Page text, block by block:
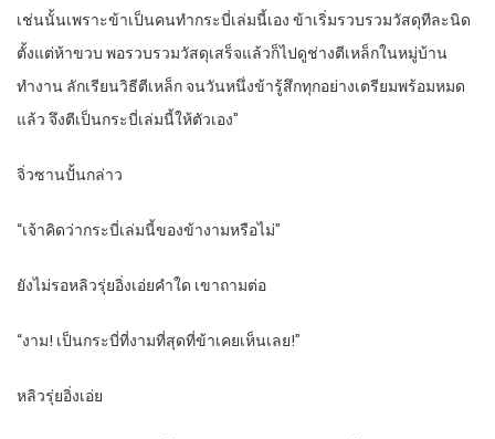
เช่นนั้นเพราะข้าเป็นคนทำกระบี่เล่มนี้เอง ข้าเริ่มรวบรวมวัสดุทีละนิด
ตั้งแต่ห้าขวบ พอรวบรวมวัสดุเสร็จแล้วก็ไปดูช่างตีเหล็กในหมู่บ้าน
ทำงาน ลักเรียนวิธีตีเหล็ก จนวันหนึ่งข้ารู้สึกทุกอย่างเตรียมพร้อมหมด
แล้ว จึงตีเป็นกระบี่เล่มนี้ให้ตัวเอง”
จิ่วซานปั้นกล่าว
“เจ้าคิดว่ากระบี่เล่มนี้ของข้างามหรือไม่”
ยังไม่รอหลิวรุ่ยอิ่งเอ่ยคำใด เขาถามต่อ
“งาม! เป็นกระบี่ที่งามที่สุดที่ข้าเคยเห็นเลย!”
หลิวรุ่ยอิ่งเอ่ย